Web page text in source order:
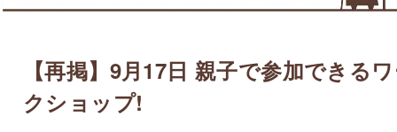
【再掲】9月17日 親子で参加できる
クショップ!